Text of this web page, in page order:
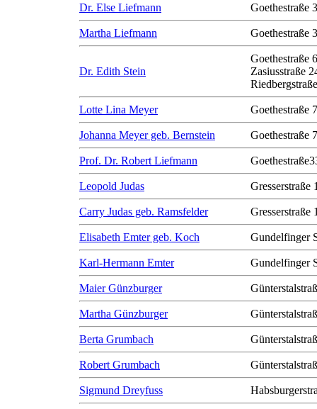
Dr. Else Liefmann Goethestraße
Martha Liefmann Goethestraße
Dr. Edith Stein
Goethestraße
Zasiusstraße
Lotte Lina Meyer Goethestraße
Johanna Meyer geb. Bernstein Goethestraße
Prof. Dr. Robert Liefmann
Leopold Judas Gresserstraße
Carry Judas geb. Ramsfelder Gresserstraße
Elisabeth Emter geb. Koch Gundelfinger
Karl-Hermann Emter Gundelfinger
Maier Günzburger
Martha Günzburger
Berta Grumbach
Robert Grumbach
Sigmund Dreyfuss